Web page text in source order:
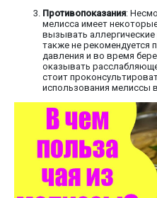
Противопоказания:
мелисса имеет
вызывать
также не рекомендуется
давления и во время
оказывать
стоит
использования мелиссы